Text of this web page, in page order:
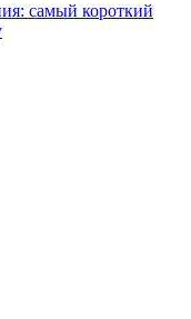
самый короткий